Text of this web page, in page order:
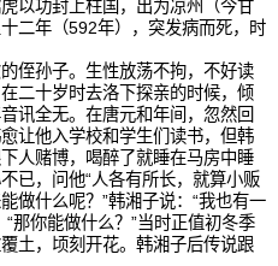
以功封上柱国，出为凉州（今甘
二年（592年），突发病而死，时
侄孙子。生性放荡不拘，不好读
二十岁时去洛下探亲的时候，倾
讯全无。在唐元和年间，忽然回
让他入学校和学生们读书，但韩
人赌博，喝醉了就睡在马房中睡
已，问他“人各有所长，就算小贩
做什么呢？”韩湘子说：“我也有一
那你能做什么？”当时正值初冬季
土，顷刻开花。韩湘子后传说跟